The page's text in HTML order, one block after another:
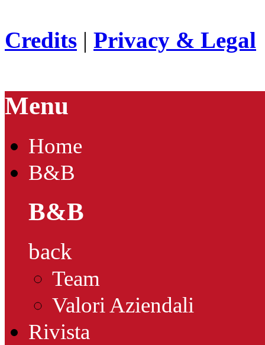
Credits | Privacy & Legal
Menu
Home
B&B
B&B
back
Team
Valori Aziendali
Rivista